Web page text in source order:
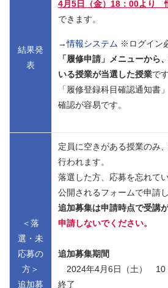
結果発
表
4月5日（金）18：00より
できます。
→情報システム ※ログイン
「履修申請」メニューから
いる授業が当選した授業です
「履修登録科目確認通知書
確認が容易です。
＜落
選・未
応募の
方＞
追加募
定員に空きがある授業のみ
行われます。
落選した方、応募を忘れて
公開されるフォームで申請
追加募集は申請時点で受講
申請しないでください。
追加募集期間
2024年4月6日（土） 10
終了